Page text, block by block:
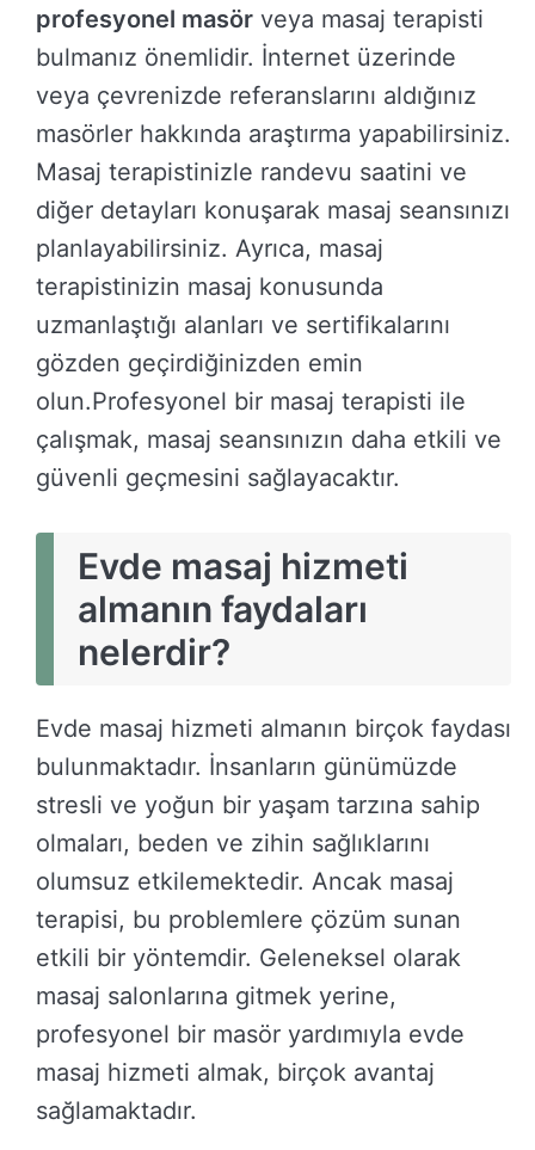
profesyonel masör veya masaj terapisti
bulmanız önemlidir. İnternet üzerinde
veya çevrenizde referanslarını aldığınız
masörler hakkında araştırma yapabilirsiniz.
Masaj terapistinizle randevu saatini ve
diğer detayları konuşarak masaj seansınızı
planlayabilirsiniz. Ayrıca, masaj
terapistinizin masaj konusunda
uzmanlaştığı alanları ve sertifikalarını
gözden geçirdiğinizden emin
olun.Profesyonel bir masaj terapisti ile
çalışmak, masaj seansınızın daha etkili ve
güvenli geçmesini sağlayacaktır.
Evde masaj hizmeti
almanın faydaları
nelerdir?
Evde masaj hizmeti almanın birçok faydası
bulunmaktadır. İnsanların günümüzde
stresli ve yoğun bir yaşam tarzına sahip
olmaları, beden ve zihin sağlıklarını
olumsuz etkilemektedir. Ancak masaj
terapisi, bu problemlere çözüm sunan
etkili bir yöntemdir. Geleneksel olarak
masaj salonlarına gitmek yerine,
profesyonel bir masör yardımıyla evde
masaj hizmeti almak, birçok avantaj
sağlamaktadır.